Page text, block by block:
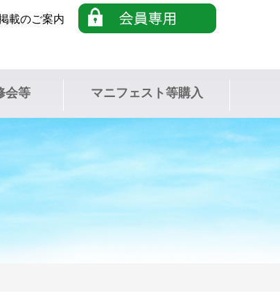
載のご案内
会等 マニフェスト等購入